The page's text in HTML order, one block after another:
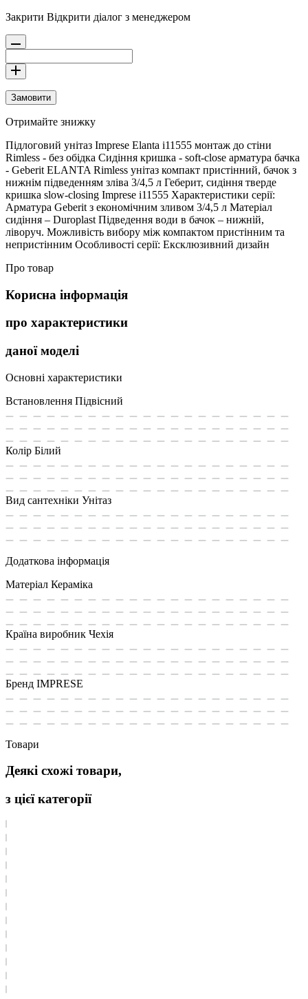
Закрити Відкрити діалог з менеджером
Замовити
Отримайте знижку
Підлоговий унітаз Imprese Elanta i11555 монтаж до стіни
Rimless - без обідка Сидіння кришка - soft-close арматура бачка
- Geberit ELANTA Rimless унітаз компакт пристінний, бачок з
нижнім підведенням зліва 3/4,5 л Геберит, сидіння тверде
кришка slow-closing Imprese i11555 Характеристики серії:
Арматура Geberit з економічним зливом 3/4,5 л Матеріал
сидіння – Duroplast Підведення води в бачок – нижній,
ліворуч. Можливість вибору між компактом пристінним та
непристінним Особливості серії: Ексклюзивний дизайн
Про товар
Корисна інформація
про характеристики
даної моделі
Основні характеристики
Встановлення Підвісний
Колір Білий
Вид сантехніки Унітаз
Додаткова інформація
Матеріал Кераміка
Країна виробник Чехія
Бренд IMPRESE
Товари
Деякі схожі товари,
з цієї категорії